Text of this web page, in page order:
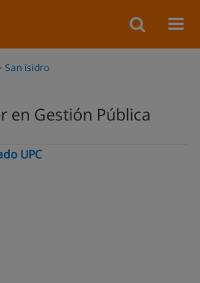
San isidro
en Gestión Pública
UPC